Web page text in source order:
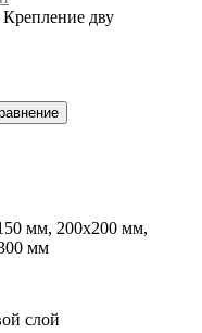
дву
мм, 200х200 мм,
мм
слой